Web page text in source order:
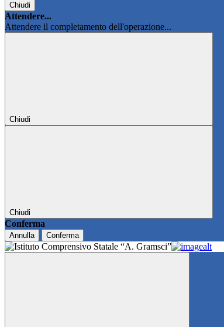
Chiudi
Attendere...
Attendere il completamento dell'operazione...
Chiudi
Chiudi
Conferma
Annulla Conferma